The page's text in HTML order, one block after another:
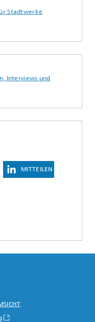
Stadtwerke
Interviews und
MITTEILEN